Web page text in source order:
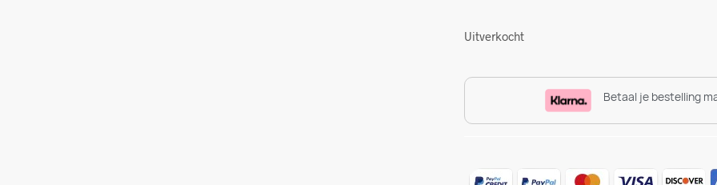
Uitverkocht
Betaal je bestelling